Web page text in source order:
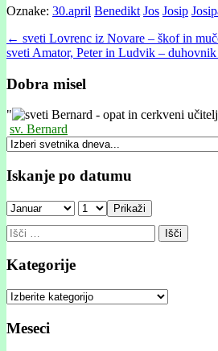
Oznake: 30.april Benedikt Jos Josip
Post
navigation
← sveti Lovrenc iz Novare – škof in
sveti Amator, Peter in Ludvik –
Dobra misel
"
sv. Bernard
Iskanje po datumu
Prikaži
Išči:
Kategorije
Kategorije
Meseci